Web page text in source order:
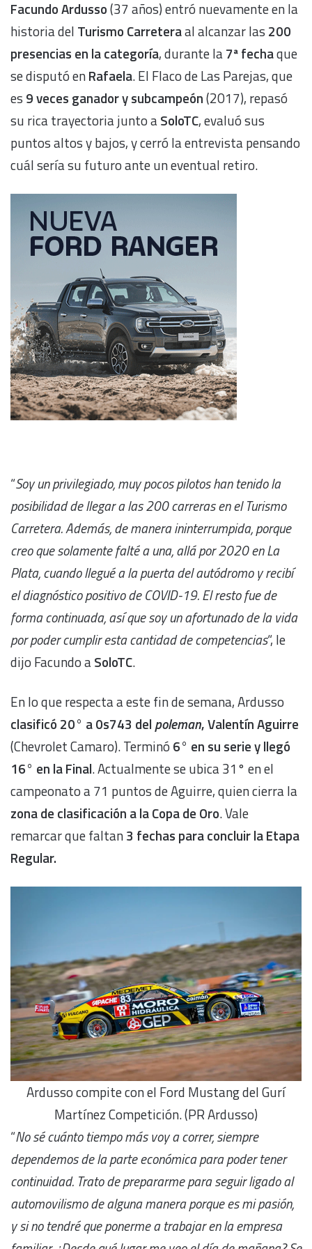
Facundo Ardusso(37 años) entró nuevamente en la
historia del Turismo Carreteraal alcanzar las 200
presencias en la categoría, durante la7ª fechaque
se disputó enRafaela. El Flaco de Las Parejas, que
es 9 veces ganador y subcampeón(2017), repasó
su rica trayectoria junto aSoloTC, evaluó sus
puntos altos y bajos, y cerró la entrevista pensando
cuál sería su futuro ante un eventual retiro.
“Soy un privilegiado, muy pocos pilotos han tenido la
posibilidad de llegar a las 200 carreras en el Turismo
Carretera. Además, de manera ininterrumpida, porque
creo que solamente falté a una, allá por 2020 en La
Plata, cuando llegué a la puerta del autódromo y recibí
el diagnóstico positivo de COVID-19. El resto fue de
forma continuada, así que soy un afortunado de la vida
por poder cumplir esta cantidad de competencias“, le
dijo Facundo aSoloTC.
En lo que respecta a este fin de semana, Ardusso
clasificó 20° a 0s743 del poleman, Valentín Aguirre
(Chevrolet Camaro). Terminó 6° en su serie y llegó
16° en la Final. Actualmente se ubica 31° en el
campeonato a 71 puntos de Aguirre, quien cierra la
zona de clasificación a la Copa de Oro. Vale
remarcar que faltan3 fechas para concluir la Etapa
Regular.
Ardusso compite con el Ford Mustang del Gurí
Martínez Competición. (PR Ardusso)
“No sé cuánto tiempo más voy a correr, siempre
dependemos de la parte económica para poder tener
continuidad. Trato de prepararme para seguir ligado al
automovilismo de alguna manera porque es mi pasión,
y si no tendré que ponerme a trabajar en la empresa